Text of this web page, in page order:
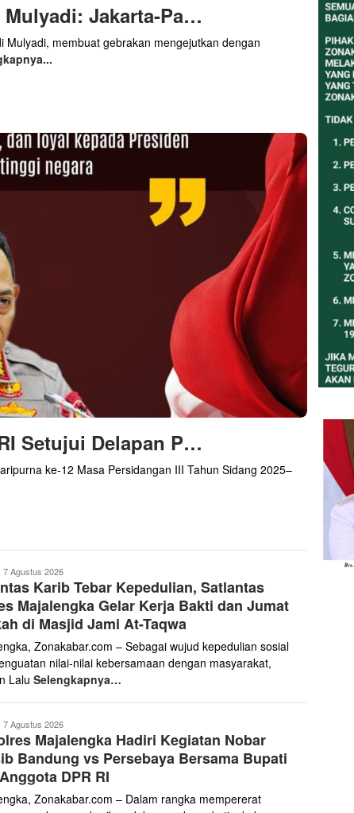
Jakarta-Pa…
Mulyadi, membuat gebrakan mengejutkan dengan
Setujui Delapan P…
ke-12 Masa Persidangan III Tahun Sidang 2025–
7 Agustus 2026
Karib Tebar Kepedulian, Satlantas
Majalengka Gelar Kerja Bakti dan Jumat
di Masjid Jami At-Taqwa
Zonakabar.com – Sebagai wujud kepedulian sosial
nilai-nilai kebersamaan dengan masyarakat,
Lalu Selengkapnya…
7 Agustus 2026
Majalengka Hadiri Kegiatan Nobar
Bandung vs Persebaya Bersama Bupati
DPR RI
Zonakabar.com – Dalam rangka mempererat